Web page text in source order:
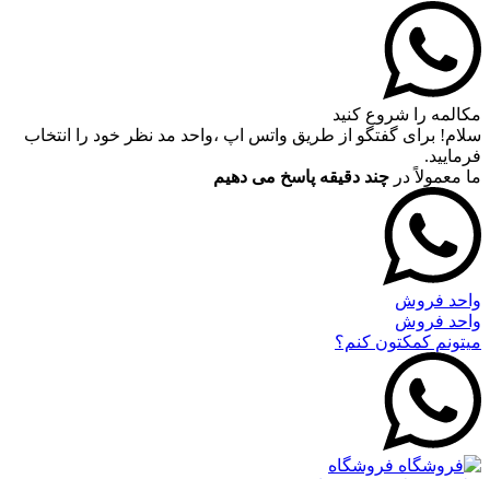
مکالمه را شروع کنید
سلام! برای گفتگو از طریق واتس اپ ،واحد مد نظر خود را انتخاب
فرمایید.
ما معمولاً در چند دقیقه پاسخ می دهیم
واحد فروش
واحد فروش
میتونم کمکتون کنم؟
فروشگاه